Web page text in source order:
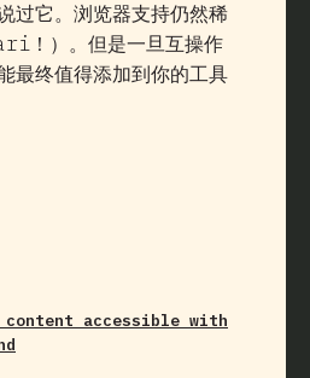
过它。浏览器支持仍然稀
！）。但是一旦互操作
最终值得添加到你的工具
content accessible with